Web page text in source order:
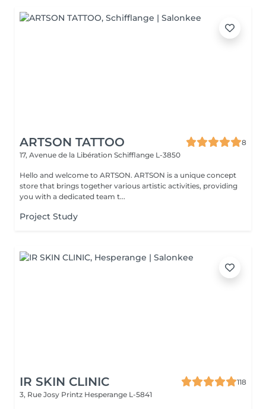
ARTSON TATTOO
8
17, Avenue de la Libération Schifflange L-3850
Hello and welcome to ARTSON. ARTSON is a unique concept
store that brings together various artistic activities, providing
you with a dedicated team t...
Project Study
IR SKIN CLINIC
118
3, Rue Josy Printz Hesperange L-5841